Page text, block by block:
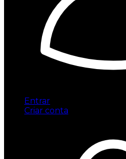
Entrar
Criar conta